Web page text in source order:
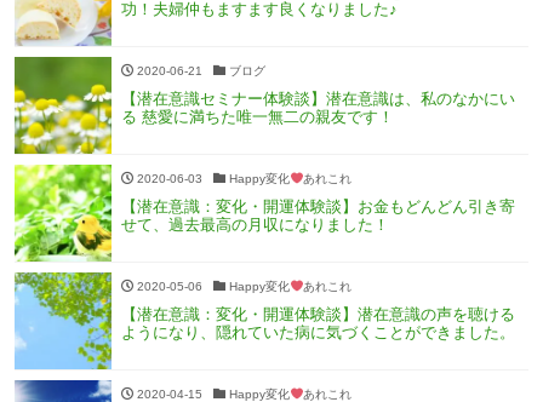
功！夫婦仲もますます良くなりました♪
2020-06-21 ブログ
【潜在意識セミナー体験談】潜在意識は、私のなかにい
る 慈愛に満ちた唯一無二の親友です！
2020-06-03 Happy変化 あれこれ
【潜在意識：変化・開運体験談】お金もどんどん引き寄
せて、過去最高の月収になりました！
2020-05-06 Happy変化 あれこれ
【潜在意識：変化・開運体験談】潜在意識の声を聴ける
ようになり、隠れていた病に気づくことができました。
2020-04-15 Happy変化 あれこれ